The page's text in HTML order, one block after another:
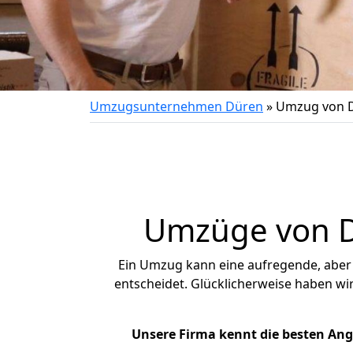
Umzugsunternehmen Düren » Umzug von
Umzüge von
Ein Umzug kann eine aufregende,
entscheidet. Glücklicherweise haben
Unsere Firma kennt die besten